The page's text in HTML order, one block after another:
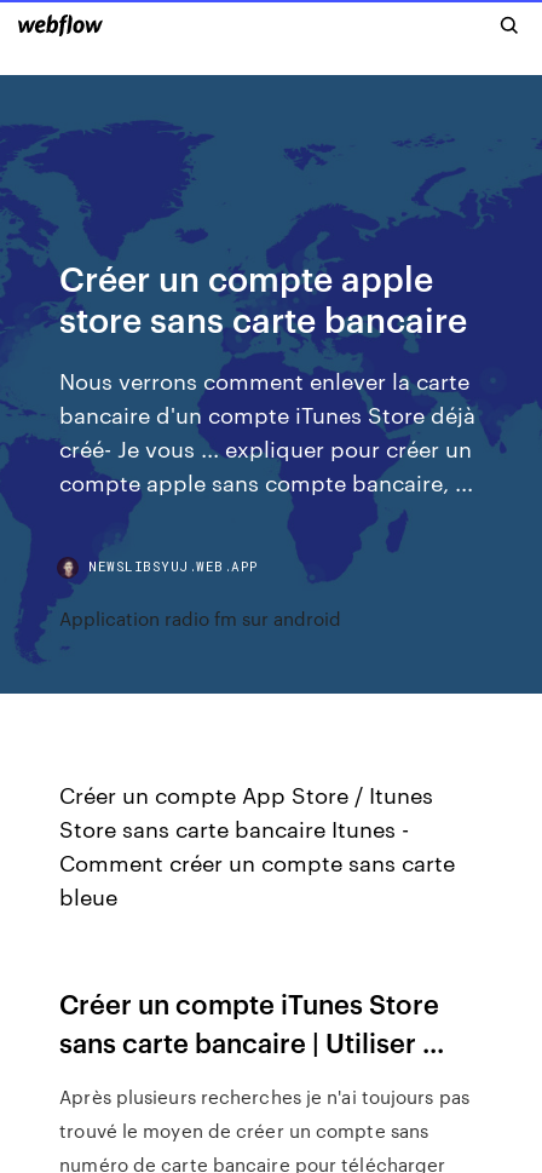
Créer un compte apple
store sans carte bancaire
Nous verrons comment enlever la carte
bancaire d'un compte iTunes Store déjà
créé- Je vous ... expliquer pour créer un
compte apple sans compte bancaire, ...
NEWSLIBSYUJ.WEB.APP
Application radio fm sur android
Créer un compte App Store / Itunes
Store sans carte bancaire Itunes -
Comment créer un compte sans carte
bleue
Créer un compte iTunes Store
sans carte bancaire | Utiliser ...
Après plusieurs recherches je n'ai toujours pas
trouvé le moyen de créer un compte sans
numéro de carte bancaire pour télécharger